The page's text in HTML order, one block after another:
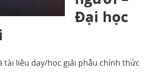
Đại học
tài liệu dạy/học giải phẫu chính thức